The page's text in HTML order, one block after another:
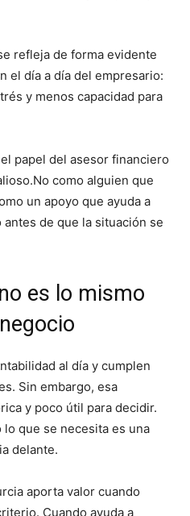
refleja de forma evidente
el día a día del empresario:
y menos capacidad para
papel del asesor financiero
como alguien que
un apoyo que ayuda a
de que la situación se
es lo mismo
al día y cumplen
Sin embargo, esa
y poco útil para decidir.
lo que se necesita es una
delante.
aporta valor cuando
Cuando ayuda a